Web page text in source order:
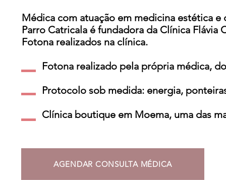
Médica com atuação em medicina estética e
Parro Catricala é fundadora da Clínica
Fotona realizados na clínica.
Fotona realizado pela própria médica,
Protocolo sob medida: energia, ponteiras,
Clínica boutique em Moema, uma das
AGENDAR CONSULTA MÉDICA